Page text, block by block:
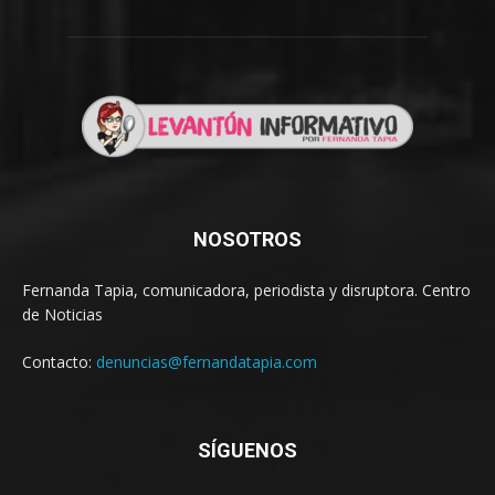
NOSOTROS
Fernanda Tapia, comunicadora, periodista y disruptora. Centro
de Noticias
Contacto: denuncias@fernandatapia.com
SÍGUENOS